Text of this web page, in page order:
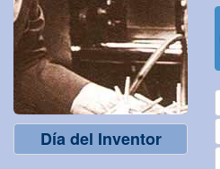
Día del Inventor